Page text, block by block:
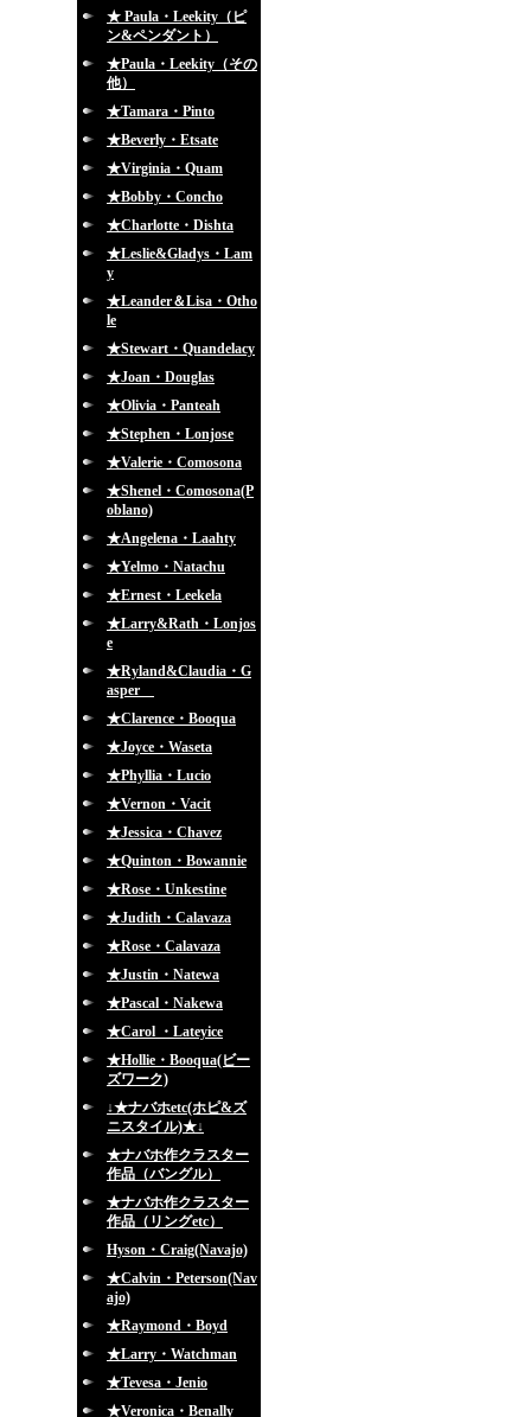
★ Paula・Leekity（ピ
ン&ペンダント）
★Paula・Leekity（その
他）
★Tamara・Pinto
★Beverly・Etsate
★Virginia・Quam
★Bobby・Concho
★Charlotte・Dishta
★Leslie&Gladys・Lam
y
★Leander＆Lisa・Otho
le
★Stewart・Quandelacy
★Joan・Douglas
★Olivia・Panteah
★Stephen・Lonjose
★Valerie・Comosona
★Shenel・Comosona(P
oblano)
★Angelena・Laahty
★Yelmo・Natachu
★Ernest・Leekela
★Larry&Rath・Lonjos
e
★Ryland&Claudia・G
asper
★Clarence・Booqua
★Joyce・Waseta
★Phyllia・Lucio
★Vernon・Vacit
★Jessica・Chavez
★Quinton・Bowannie
★Rose・Unkestine
★Judith・Calavaza
★Rose・Calavaza
★Justin・Natewa
★Pascal・Nakewa
★Carol ・Lateyice
★Hollie・Booqua(ビー
ズワーク)
↓★ナバホetc(ホピ&ズ
ニスタイル)★↓
★ナバホ作クラスター
作品（バングル）
★ナバホ作クラスター
作品（リングetc）
Hyson・Craig(Navajo)
★Calvin・Peterson(Nav
ajo)
★Raymond・Boyd
★Larry・Watchman
★Tevesa・Jenio
★Veronica・Benally